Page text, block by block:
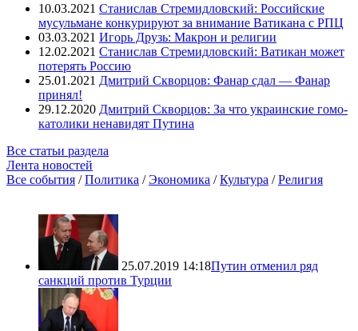
10.03.2021 Станислав Стремидловский: Российские
мусульмане конкурируют за внимание Ватикана с РПЦ
03.03.2021 Игорь Друзь: Макрон и религии
12.02.2021 Станислав Стремидловский: Ватикан может
потерять Россию
25.01.2021 Дмитрий Скворцов: Фанар сдал — Фанар
принял!
29.12.2020 Дмитрий Скворцов: За что украинские гомо-
католики ненавидят Путина
Все статьи раздела
Лента новостей
Все события /Политика /Экономика /Культура /Религия
25.07.2019 14:18Путин отменил ряд
санкций против Турции